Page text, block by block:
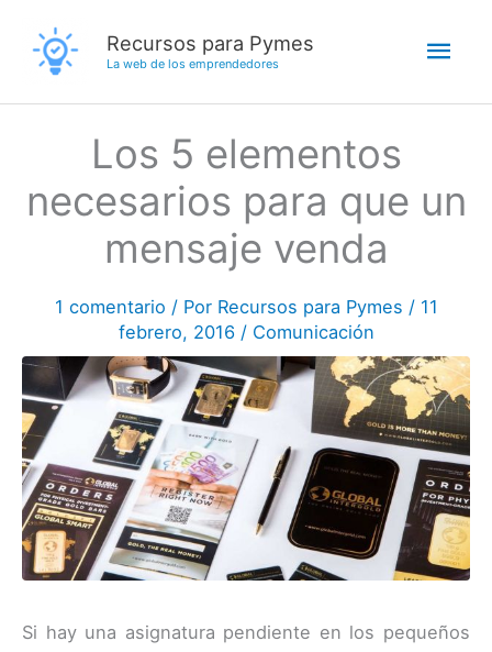
contenido
Recursos para Pymes
La web de los emprendedores
Los 5 elementos
necesarios para que un
mensaje venda
1 comentario / Por Recursos para Pymes / 11
febrero, 2016 / Comunicación
Si hay una asignatura pendiente en los pequeños